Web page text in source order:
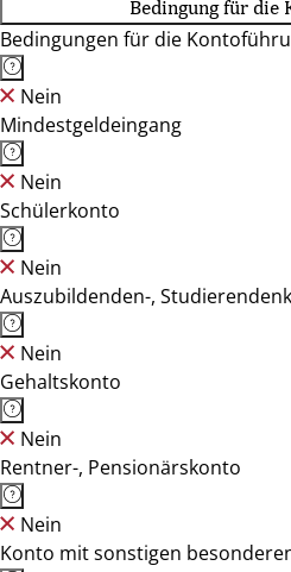
Bedingung für die
Bedingungen für die
Nein
Mindestgeldeingang
Nein
Schülerkonto
Nein
Auszubildenden-,
Nein
Gehaltskonto
Nein
Rentner-, Pensionärskonto
Nein
Konto mit sonstigen